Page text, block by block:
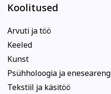
Koolitused
Arvuti ja töö
Keeled
Kunst
Psühholoogia ja eneseareng
Tekstiil ja käsitöö